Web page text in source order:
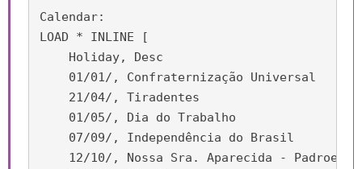
Calendar:
LOAD * INLINE [
Holiday, Desc
01/01/, Confraternização Universal
21/04/, Tiradentes
01/05/, Dia do Trabalho
07/09/, Independência do Brasil
12/10/, Nossa Sra. Aparecida -